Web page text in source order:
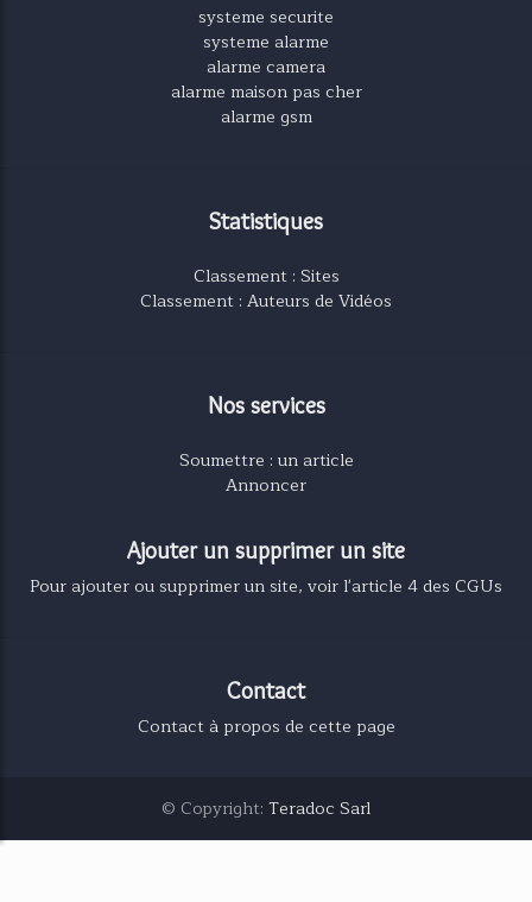
systeme securite
systeme alarme
alarme camera
alarme maison pas cher
alarme gsm
Statistiques
Classement : Sites
Classement : Auteurs de Vidéos
Nos services
Soumettre : un article
Annoncer
Ajouter un supprimer un site
Pour ajouter ou supprimer un site, voir l'article 4 des CGUs
Contact
Contact à propos de cette page
© Copyright: Teradoc Sarl